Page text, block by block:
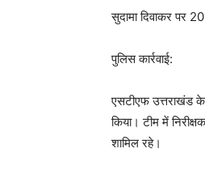
सुदामा दिवाकर पर
पुलिस कार्रवाई:
एसटीएफ उत्तराखंड के
किया। टीम में
शामिल रहे।